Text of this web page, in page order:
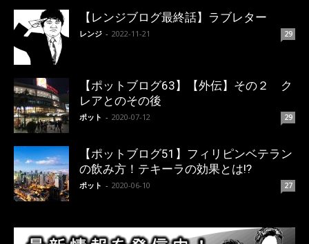
【レンジブログ最終話】ラブレター
レンジ - 2022-11-21 29
【ポットブログ63】【外伝】その２ ク
レアとのその後
ポット - 2020-07-12 29
【ポットブログ51】フィリピンベテラン
の飲み方！テキーラの効果とは!?
ポット - 2020-06-10 27